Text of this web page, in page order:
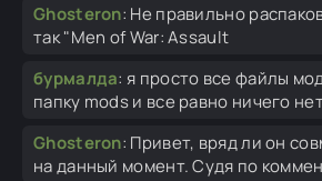
Ghosteron: Не правильно
так "Men of War: Assault
бурмалда: я просто все файлы
папку mods и все равно ничего
Ghosteron: Привет, вряд ли он
на данный момент. Судя по